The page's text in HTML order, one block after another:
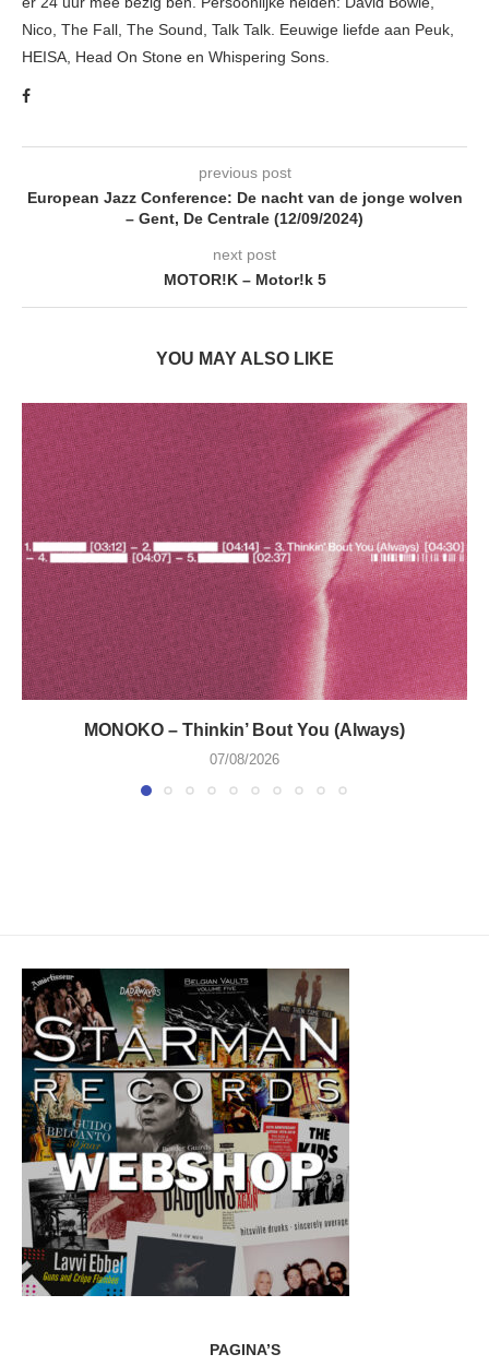
Nico, The Fall, The Sound, Talk Talk. Eeuwige liefde aan Peuk,
HEISA, Head On Stone en Whispering Sons.
previous post
European Jazz Conference: De nacht van de jonge wolven
– Gent, De Centrale (12/09/2024)
next post
MOTOR!K – Motor!k 5
YOU MAY ALSO LIKE
MONOKO – Thinkin’ Bout You (Always)
07/08/2026
PAGINA’S